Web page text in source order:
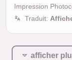
Impression
Traduit:
afficher